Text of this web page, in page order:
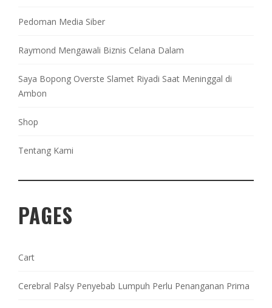
Pedoman Media Siber
Raymond Mengawali Biznis Celana Dalam
Saya Bopong Overste Slamet Riyadi Saat Meninggal di
Ambon
Shop
Tentang Kami
PAGES
Cart
Cerebral Palsy Penyebab Lumpuh Perlu Penanganan Prima